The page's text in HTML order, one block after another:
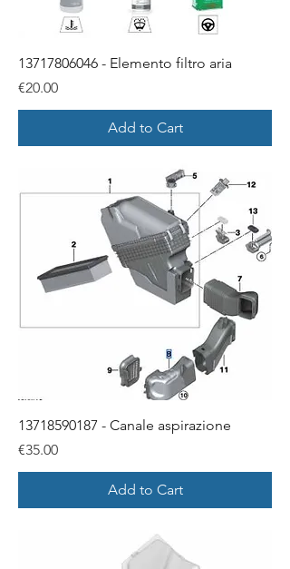
13717806046 - Elemento filtro aria
Price
€20.00
Add to Cart
13718590187 - Canale aspirazione
Price
€35.00
Add to Cart